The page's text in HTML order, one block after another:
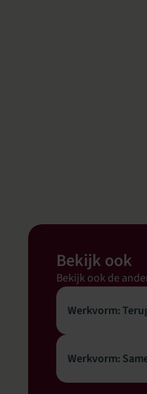
Bekijk ook
Bekijk ook de
Werkvorm:
Werkvorm: